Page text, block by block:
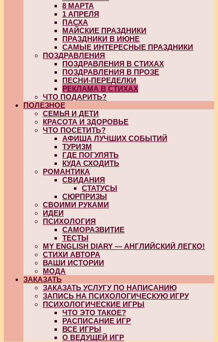
8 МАРТА
1 АПРЕЛЯ
ПАСХА
МАЙСКИЕ ПРАЗДНИКИ
ПРАЗДНИКИ В ИЮНЕ
САМЫЕ ИНТЕРЕСНЫЕ ПРАЗДНИКИ
ПОЗДРАВЛЕНИЯ
ПОЗДРАВЛЕНИЯ В СТИХАХ
ПОЗДРАВЛЕНИЯ В ПРОЗЕ
ПЕСНИ-ПЕРЕДЕЛКИ
РЕКЛАМА В СТИХАХ
ЧТО ПОДАРИТЬ?
ПОЛЕЗНОЕ
СЕМЬЯ И ДЕТИ
КРАСОТА И ЗДОРОВЬЕ
ЧТО ПОСЕТИТЬ?
АФИША ЛУЧШИХ СОБЫТИЙ
ТУРИЗМ
ГДЕ ПОГУЛЯТЬ
КУДА СХОДИТЬ
РОМАНТИКА
СВИДАНИЯ
СТАТУСЫ
СЮРПРИЗЫ
СВОИМИ РУКАМИ
ИДЕИ
ПСИХОЛОГИЯ
САМОРАЗВИТИЕ
ТЕСТЫ
MY ENGLISH DIARY — АНГЛИЙСКИЙ ЛЕГКО!
СТИХИ АВТОРА
ВАШИ ИСТОРИИ
МОДА
ЗАКАЗАТЬ
ЗАКАЗАТЬ УСЛУГУ ПО НАПИСАНИЮ
ЗАПИСЬ НА ПСИХОЛОГИЧЕСКУЮ ИГРУ
ПСИХОЛОГИЧЕСКИЕ ИГРЫ
ЧТО ЭТО ТАКОЕ?
РАСПИСАНИЕ ИГР
ВСЕ ИГРЫ
О ВЕДУЩЕЙ ИГР